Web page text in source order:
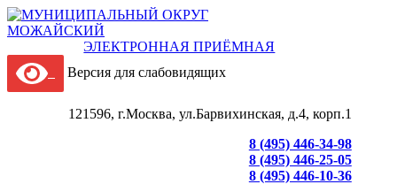
ЭЛЕКТРОННАЯ ПРИЁМНАЯ
Версия для слабовидящих
121596, г.Москва, ул.Барвихинская, д.4, корп.1
8 (495) 446-34-98
8 (495) 446-25-05
8 (495) 446-10-36